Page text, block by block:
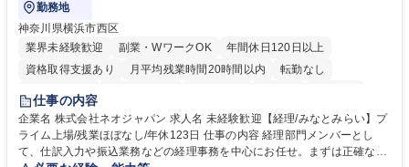
勤務地
神奈川県横浜市西区
業界未経験歓迎
副業・WワークOK
年間休日120日以上
資格取得支援あり
月平均残業時間20時間以内
転勤なし
未経験者歓迎
完全週休2日制
交通費支給 駅近5分以内 土日祝休み
服装自由
寮・社宅あり
仕事の内容
企業名 株式会社ネオジャパン 求人名 未経験歓迎【経理/みなとみらい】プ
ライム上場/残業ほぼなし/年休123日 仕事の内容 経理部門メンバーとし
て、仕訳入力や振込業務などの経理事務を中心にお任せ。まずは正確な入